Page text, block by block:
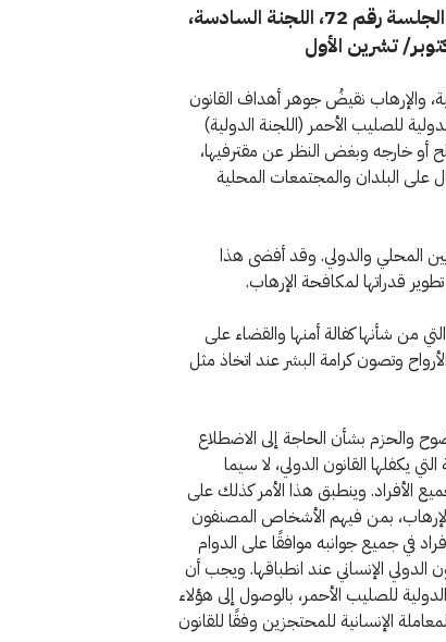
الأمم المتحدة، الجمعية العامة للأمم المتحدة، الجلسة رقم 72، اللجنة السادسة،
تشرين الأول
والإرهاب نقيضُ جوهر أهداف القانون
للصليب الأحمر (اللجنة الدولية)
أو خارجه وبغض النظر عن مقترفيها،
على البلدان والمجتمعات المحلية
المحلي والدولي. وقد أفضى هذا
قدراتها لمكافحة الإرهاب.
من شأنها كفالة أمنها والقضاء على
وتصون كرامة البشر عند اتخاذ مثل
والحزم بشأن الحاجة إلى الاضطلاع
يكفلها القانون الدولي، لا سيما
الأفراد. وينطبق هذا الأمر كذلك على
بمن فيهم الأشخاص المصنفون
في جميع جوانبه موافقًا على الدوام
الدولي الإنساني عند انطباقها. ويجب أن
للصليب الأحمر، بالوصول إلى هؤلاء
الإنسانية للمحتجزين وفقًا للقانون